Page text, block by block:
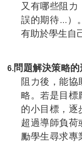
又有哪些阻力
誤的期待… ）
有助於學生自
6.問題解決策略
阻力後，能協
略。若是目標
的小目標，逐
超過導師負荷
勵學生尋求專